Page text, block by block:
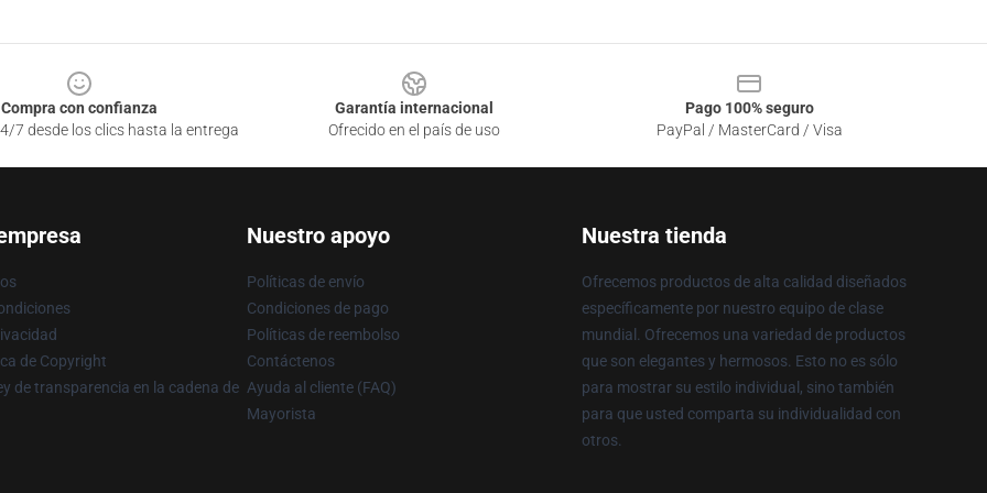
Compra con confianza
7 desde los clics hasta la entrega
Garantía internacional
Ofrecido en el país de uso
Pago 100% seguro
PayPal / MasterCard / Visa
de Copyright
de transparencia en la cadena de
Nuestro apoyo
Políticas de envío
Condiciones de pago
Políticas de reembolso
Contáctenos
Ayuda al cliente (FAQ)
Mayorista
Nuestra tienda
Ofrecemos productos de alta calidad diseñados
específicamente por nuestro equipo de clase
mundial. Ofrecemos una variedad de productos
que son elegantes y hermosos. Esto no es sólo
para mostrar su estilo individual, sino también
para que usted comparta su individualidad con
otros.